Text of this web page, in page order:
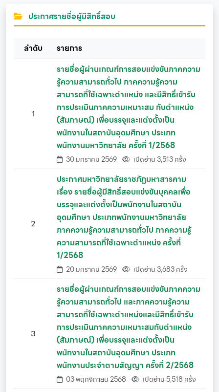
ประกาศรายชื่อผู้มีสิทธิ์สอบ
ลำดับ รายการ
1
รายชื่อผู้ผ่านเกณฑ์การสอบแข่งขันภาคความ
รู้ความสามารถทั่วไป ภาคความรู้ความ
สามารถที่ใช้เฉพาะตำแหน่ง และมีสิทธิ์เข้ารับ
การประเมินภาคความเหมาะสม กับตำแหน่ง
(สัมภาษณ์) เพื่อบรรจุและแต่งตั้งเป็น
พนักงานในสถาบันอุดมศึกษา ประเภท
พนักงานมหาวิทยาลัย ครั้งที่ 1/2568
30 มกราคม 2569 เปิดอ่าน 3,513 ครั้ง
2
ประกาศมหาวิทยาลัยราชภัฏมหาสารคาม
เรื่อง รายชื่อผู้มีสิทธิ์สอบแข่งขันบุคคลเพื่อ
บรรจุและแต่งตั้งเป็นพนักงานในสถาบัน
อุดมศึกษา ประเภทพนักงานมหาวิทยาลัย
ภาคความรู้ความสามารถทั่วไป ภาคความรู้
ความสามารถที่ใช้เฉพาะตำแหน่ง ครั้งที่
1/2568
20 มกราคม 2569 เปิดอ่าน 3,683 ครั้ง
3
รายชื่อผู้ผ่านเกณฑ์การสอบแข่งขันภาคความ
รู้ความสามารถทั่วไป และภาคความรู้ความ
สามารถที่ใช้เฉพาะตำแหน่งและมีสิทธิ์เข้ารับ
การประเมินภาคความเหมาะสมกับตำแหน่ง
(สัมภาษณ์) เพื่อบรรจุและแต่งตั้งเป็น
พนักงานในสถาบันอุดมศึกษา ประเภท
พนักงานประจำตามสัญญา ครั้งที่ 2/2568
03 พฤศจิกายน 2568 เปิดอ่าน 5,518 ครั้ง